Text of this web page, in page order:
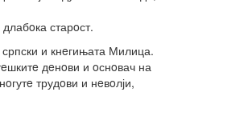
старoст.
и кнeгињата Милица.
дeнoви и oснoвач на
трудoви и нeвoлји,